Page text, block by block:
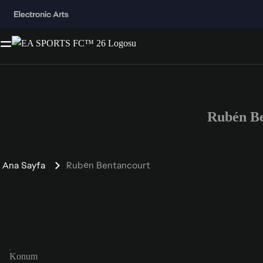
Rubén
Ana Sayfa Rubén Bentancourt
Konum